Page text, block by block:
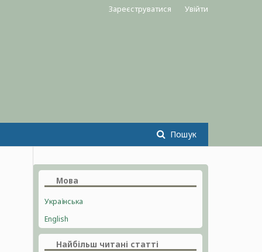
Пошук
Зареєструватися Увійти
Мова
Українська
English
Найбільш читані статті